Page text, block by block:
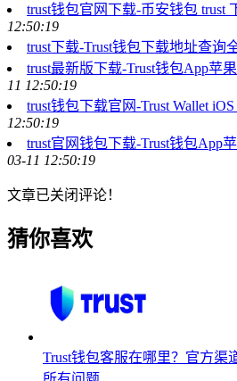
trust钱包官网下载-币安钱包 trust
12:50:19
trust下载-Trust钱包下载地址查询
trust最新版下载-Trust钱包App苹
11 12:50:19
trust钱包下载官网-Trust Wallet
12:50:19
trust官网钱包下载-Trust钱包App
03-11 12:50:19
文章已关闭评论！
猜你喜欢
Trust钱包客服在哪里？官方渠